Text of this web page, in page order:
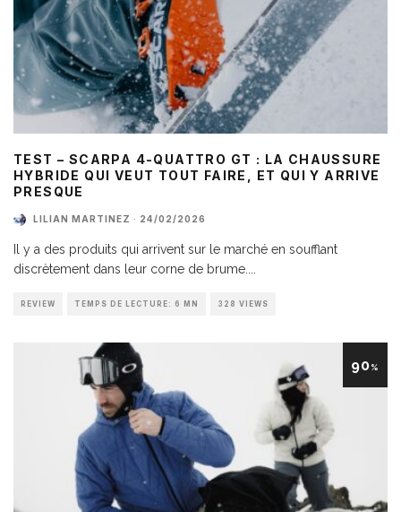
TEST – SCARPA 4-QUATTRO GT : LA CHAUSSURE
HYBRIDE QUI VEUT TOUT FAIRE, ET QUI Y ARRIVE
PRESQUE
LILIAN MARTINEZ · 24/02/2026
Il y a des produits qui arrivent sur le marché en soufflant
discrètement dans leur corne de brume.
REVIEW TEMPS DE LECTURE: 6 MN 328 VIEWS
90%